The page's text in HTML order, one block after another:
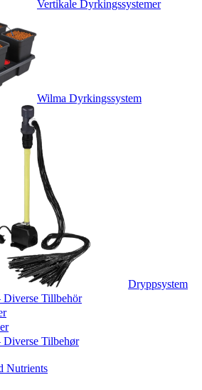
Vertikale Dyrkingssystemer
Wilma Dyrkingssystem
Dryppsystem
Diverse Tillbehör
Diverse Tilbehør
Nutrients